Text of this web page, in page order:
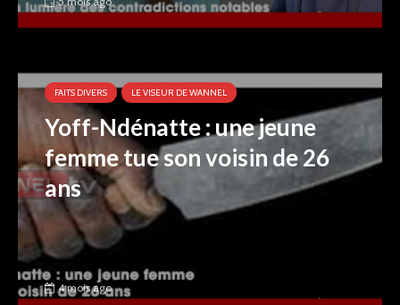
FAITS DIVERS LE VISEUR DE WANNEL
Yoff-Ndénatte : une jeune
femme tue son voisin de 26
ans
4 mois ago